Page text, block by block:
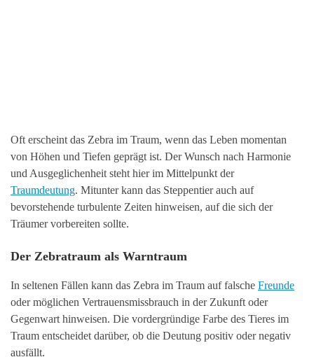
Oft erscheint das Zebra im Traum, wenn das Leben momentan
von Höhen und Tiefen geprägt ist. Der Wunsch nach Harmonie
und Ausgeglichenheit steht hier im Mittelpunkt der
Traumdeutung. Mitunter kann das Steppentier auch auf
bevorstehende turbulente Zeiten hinweisen, auf die sich der
Träumer vorbereiten sollte.
Der Zebratraum als Warntraum
In seltenen Fällen kann das Zebra im Traum auf falsche Freunde
oder möglichen Vertrauensmissbrauch in der Zukunft oder
Gegenwart hinweisen. Die vordergründige Farbe des Tieres im
Traum entscheidet darüber, ob die Deutung positiv oder negativ
ausfällt.